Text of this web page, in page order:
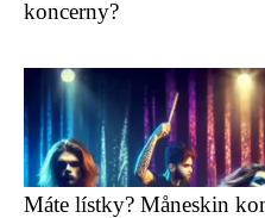
koncerny?
Máte lístky? Måneskin